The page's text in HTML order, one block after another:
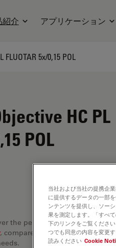
紹介 アプリケーション
5x/0,15 POL
HC PL
POL
the perfect solution. Explore
, compare alternatives, and find
当社および当社の提携企
に提供するデータの一部
ンテンツを提供し、ソー
果を測定します。「すべ
下のリンクをご覧くださ
つでも同意の内容を変更
読みください Cookie